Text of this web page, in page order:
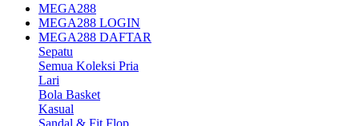
MEGA288
MEGA288 LOGIN
MEGA288 DAFTAR
Sepatu
Semua Koleksi Pria
Lari
Bola Basket
Kasual
Sandal & Fit Flop